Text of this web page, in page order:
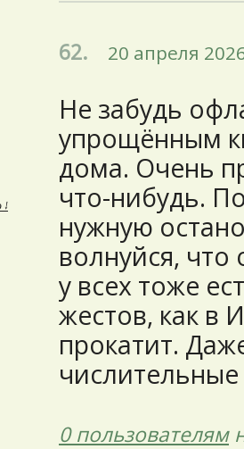
62. 20 апреля
Не забудь
упрощённым
дома. Очень
что-нибудь.
нужную
волнуйся,
у всех тоже
жестов, как в
прокатит.
0 пользователям